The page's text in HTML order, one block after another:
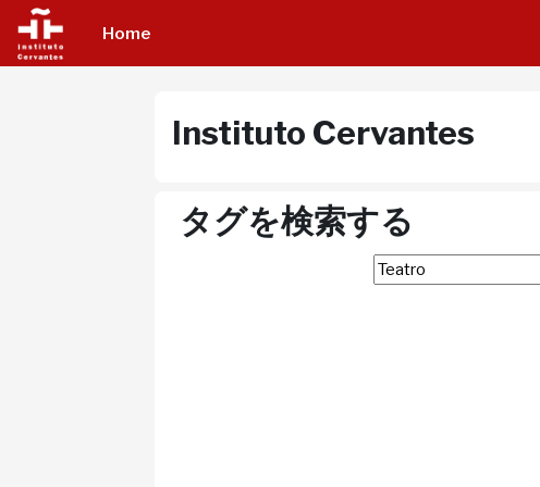
メインコンテンツへスキップする
Home
Instituto Cervantes
タグを検索する
タグを検索する